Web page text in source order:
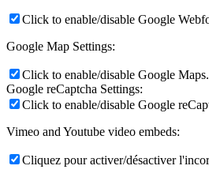
Click to enable/disable Google
Google Map Settings:
Click to enable/disable Google Maps.
Google reCaptcha Settings:
Click to enable/disable Google
Vimeo and Youtube video embeds:
Cliquez pour activer/désactiver